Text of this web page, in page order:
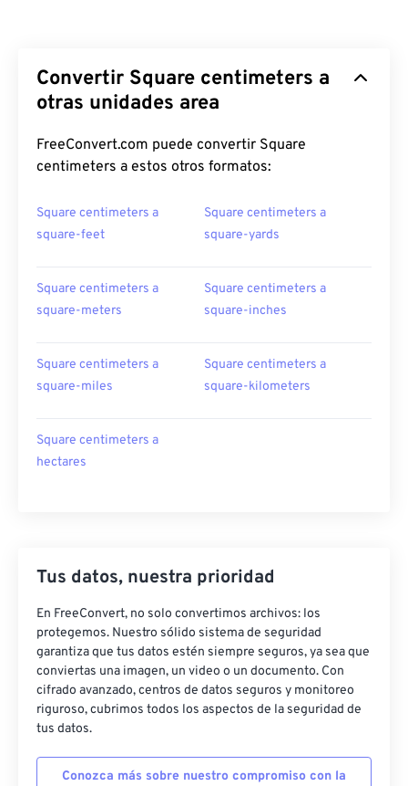
Convertir Square centimeters a
otras unidades area
FreeConvert.com puede convertir Square
centimeters a estos otros formatos:
Square centimeters a
square-feet
Square centimeters a
square-yards
Square centimeters a
square-meters
Square centimeters a
square-inches
Square centimeters a
square-miles
Square centimeters a
square-kilometers
Square centimeters a
hectares
Tus datos, nuestra prioridad
En FreeConvert, no solo convertimos archivos: los
protegemos. Nuestro sólido sistema de seguridad
garantiza que tus datos estén siempre seguros, ya sea que
conviertas una imagen, un video o un documento. Con
cifrado avanzado, centros de datos seguros y monitoreo
riguroso, cubrimos todos los aspectos de la seguridad de
tus datos.
Conozca más sobre nuestro compromiso con la